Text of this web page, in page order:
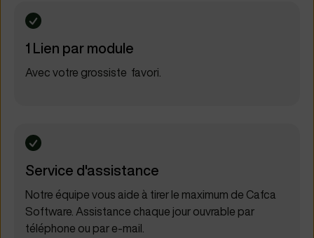
1 Lien par module
Avec votre grossiste favori.
Service d'assistance
Notre équipe vous aide à tirer le maximum de Cafca
Software. Assistance chaque jour ouvrable par
téléphone ou par e-mail.